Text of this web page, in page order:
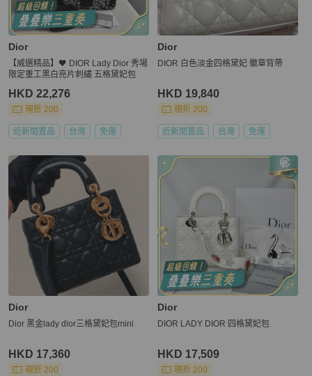
Dior
【威選精品】🖤 DIOR Lady Dior 秀場
限定重工黑白亮片刺繡 五格黛妃包
HKD 22,276
現折 200
近新閒置品 台灣 免運
Dior
DIOR 白色淡金四格黛妃 徽章背帶
HKD 19,840
現折 200
近新閒置品 台灣 免運
Dior
Dior 黑金lady dior三格黛妃包mini
HKD 17,360
現折 200
Dior
DIOR LADY DIOR 四格黛妃包
HKD 17,509
現折 200